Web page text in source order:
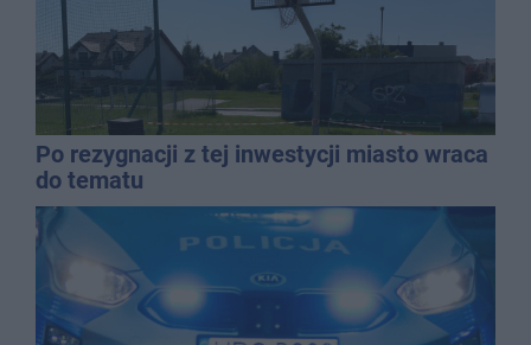
Po rezygnacji z tej inwestycji miasto wraca
do tematu